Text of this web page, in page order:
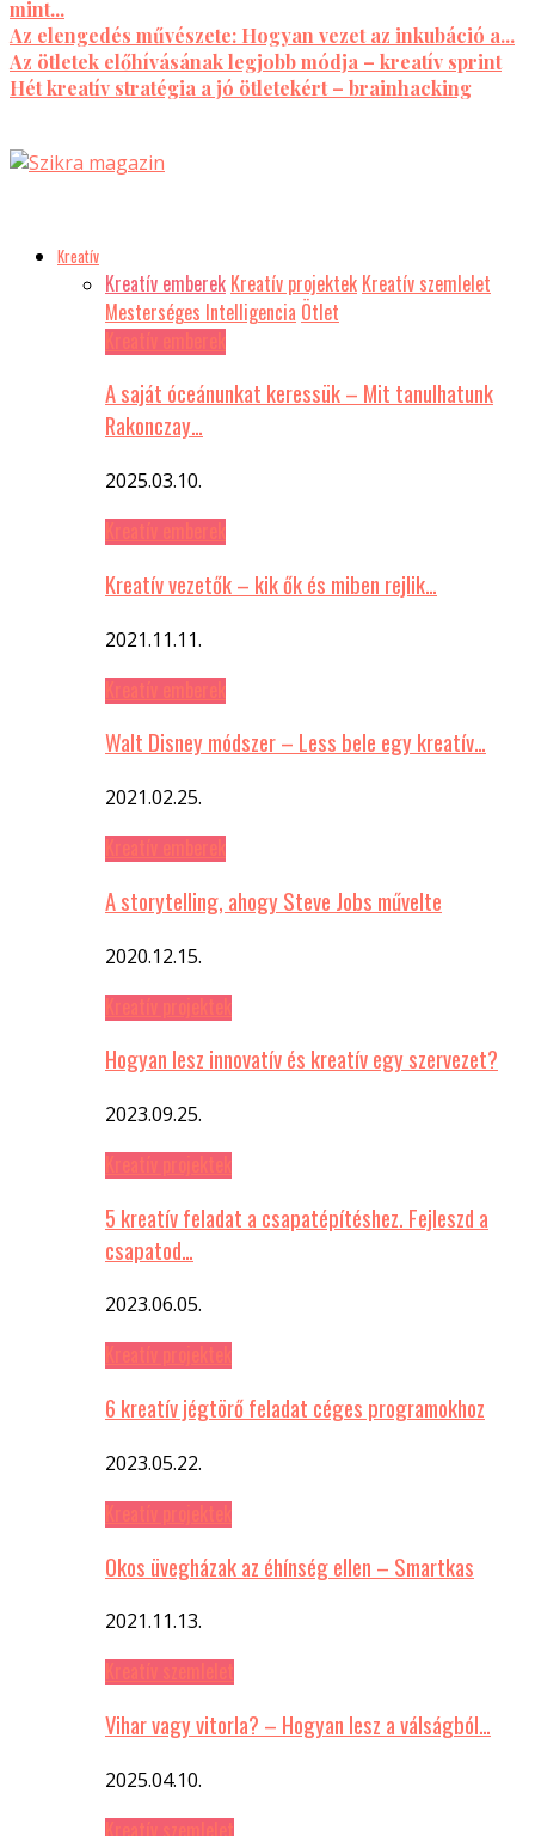
mint...
Az elengedés művészete: Hogyan vezet az inkubáció a...
Az ötletek előhívásának legjobb módja – kreatív sprint
Hét kreatív stratégia a jó ötletekért – brainhacking
Kreatív
Kreatív emberek Kreatív projektek Kreatív szemlelet
Mesterséges Intelligencia Ötlet
A saját óceánunkat keressük – Mit tanulhatunk
Rakonczay…
2025.03.10.
Kreatív vezetők – kik ők és miben rejlik…
2021.11.11.
Walt Disney módszer – Less bele egy kreatív…
2021.02.25.
A storytelling, ahogy Steve Jobs művelte
2020.12.15.
Hogyan lesz innovatív és kreatív egy szervezet?
2023.09.25.
5 kreatív feladat a csapatépítéshez. Fejleszd a
csapatod…
2023.06.05.
6 kreatív jégtörő feladat céges programokhoz
2023.05.22.
Okos üvegházak az éhínség ellen – Smartkas
2021.11.13.
Vihar vagy vitorla? – Hogyan lesz a válságból…
2025.04.10.